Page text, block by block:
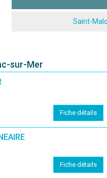
Note que vous souhaitez
Avis sur l'établissement :
(En cliquant sur
Saint-Malo
sur-Mer
Fiche détails
Fiche détails